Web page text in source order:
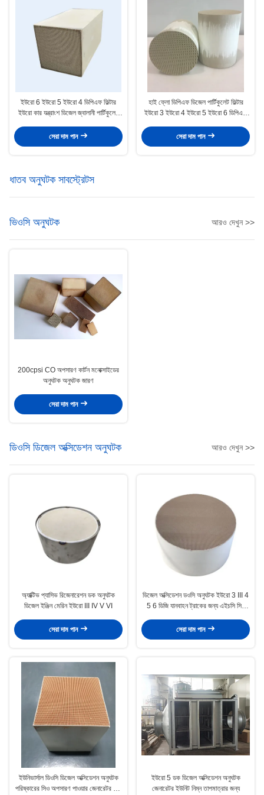
ইউরো 6 ইউরো 5 ইউরো 4 ডিপিএফ ফিল্টার
ইউরো কার যন্ত্রাংশ ডিজেল জ্বালানী পার্টিকুলেট
সেরা দাম পান
হাই ফ্লো ডিপিএফ ডিজেল পার্টিকুলেট ফিল্টার
ইউরো 3 ইউরো 4 ইউরো 5 ইউরো 6 ডিপিএফ
সেরা দাম পান
ধাতব অনুঘটক সাবস্ট্রেটস
ভিওসি অনুঘটক আরও দেখুন >>
200cpsi CO অপসারণ কার্টন মনোক্সাইডের
অনুঘটক অনুঘটক জারণ
সেরা দাম পান
ডিওসি ডিজেল অক্সিডেশন অনুঘটক আরও দেখুন >>
অ্যাক্টিভ প্যাসিভ রিজেনারেশন ডক অনুঘটক
ডিজেল ইঞ্জিন মেরিন ইউরো III IV V VI
সেরা দাম পান
ডিজেল অক্সিডেশন ডওসি অনুঘটক ইউরো 3 III 4
5 6 ডিজি যানবাহন ট্রাকের জন্য এইচসি সিও
সেরা দাম পান
ইউনিভার্সাল ডিওসি ডিজেল অক্সিডেশন অনুঘটক
পরিষ্কারের সিও অপসারণ পাওয়ার জেনারেটর সেট
ইউরো 5 ডক ডিজেল অক্সিডেশন অনুঘটক
জেনারেটর ইউনিট নিম্ন তাপমাত্রার জন্য